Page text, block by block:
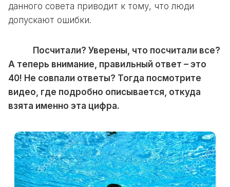
данного совета приводит к тому, что люди
допускают ошибки.
Посчитали? Уверены, что посчитали все?
А теперь внимание, правильный ответ – это
40! Не совпали ответы? Тогда посмотрите
видео, где подробно описывается, откуда
взята именно эта цифра.